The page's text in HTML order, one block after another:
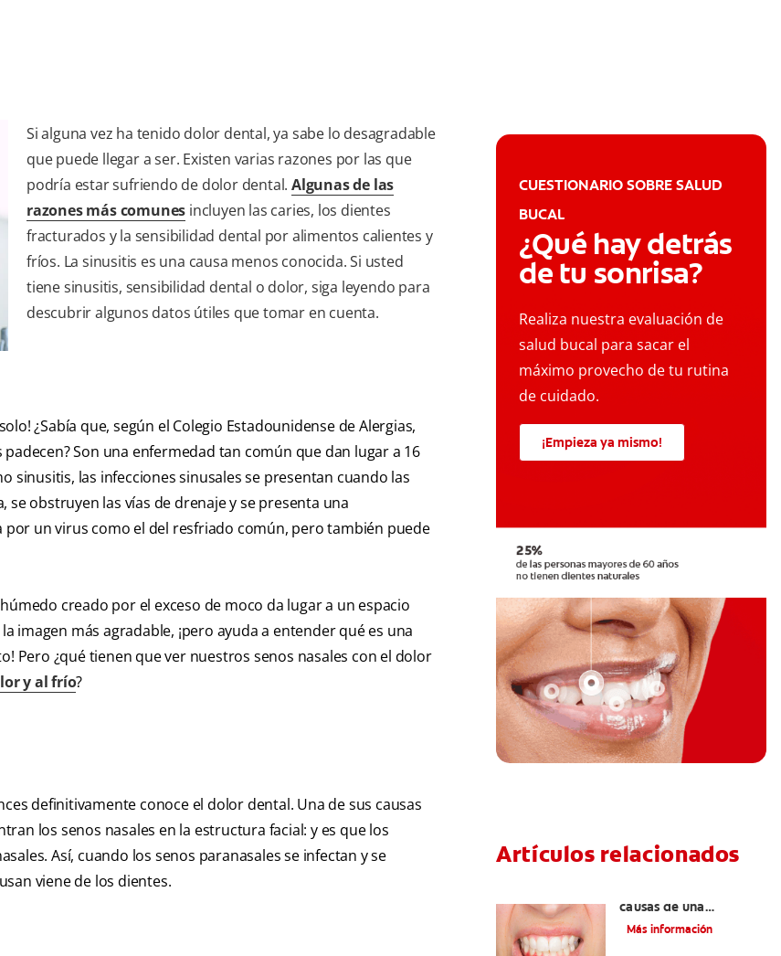
Si alguna vez ha tenido dolor dental, ya sabe lo desagradable
que puede llegar a ser. Existen varias razones por las que
podría estar sufriendo de dolor dental. Algunas de las
razones más comunes incluyen las caries, los dientes
fracturados y la sensibilidad dental por alimentos calientes y
fríos. La sinusitis es una causa menos conocida. Si usted
tiene sinusitis, sensibilidad dental o dolor, siga leyendo para
descubrir algunos datos útiles que tomar en cuenta.
¿Sabía que, según el Colegio Estadounidense de Alergias,
Son una enfermedad tan común que dan lugar a 16
sinusitis, las infecciones sinusales se presentan cuando las
se obstruyen las vías de drenaje y se presenta una
un virus como el del resfriado común, pero también puede
creado por el exceso de moco da lugar a un espacio
imagen más agradable, ¡pero ayuda a entender qué es una
Pero ¿qué tienen que ver nuestros senos nasales con el dolor
y al frío?
definitivamente conoce el dolor dental. Una de sus causas
los senos nasales en la estructura facial: y es que los
Así, cuando los senos paranasales se infectan y se
viene de los dientes.
CUESTIONARIO SOBRE SALUD
BUCAL
¿Qué hay detrás
de tu sonrisa?
Realiza nuestra evaluación de
salud bucal para sacar el
máximo provecho de tu rutina
de cuidado.
¡Empieza ya mismo!
Artículos relacionados
causas de una
inflamación de encía
Más información